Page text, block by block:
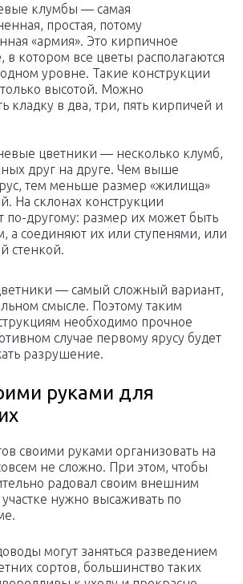
клумбы — самая
простая, потому
«армия». Это кирпичное
в котором все цветы располагаются
уровне. Такие конструкции
высотой. Можно
кладку в два, три, пять кирпичей и
цветники — несколько клумб,
друг на друге. Чем выше
тем меньше размер «жилища»
На склонах конструкции
по-другому: размер их может быть
а соединяют их или ступенями, или
стенкой.
— самый сложный вариант,
смысле. Поэтому таким
необходимо прочное
случае первому ярусу будет
разрушение.
руками для
своими руками организовать на
не сложно. При этом, чтобы
радовал своим внешним
нужно высаживать по
могут заняться разведением
сортов, большинство таких